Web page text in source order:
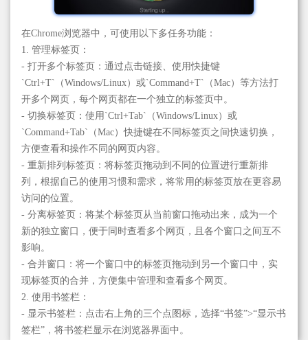
在Chrome浏览器中，可使用以下多任务功能：
1. 管理标签页：
- 打开多个标签页：通过点击链接、使用快捷键
`Ctrl+T`（Windows/Linux）或`Command+T`（Mac）等方法打
开多个网页，每个网页都在一个独立的标签页中。
- 切换标签页：使用`Ctrl+Tab`（Windows/Linux）或
`Command+Tab`（Mac）快捷键在不同标签页之间快速切换，
方便查看和操作不同的网页内容。
- 重新排列标签页：将标签页拖动到不同的位置进行重新排
列，根据自己的使用习惯和需求，将常用的标签页放在更容易
访问的位置。
- 分离标签页：将某个标签页从当前窗口拖动出来，成为一个
新的独立窗口，便于同时查看多个网页，且各个窗口之间互不
影响。
- 合并窗口：将一个窗口中的标签页拖动到另一个窗口中，实
现标签页的合并，方便集中管理和查看多个网页。
2. 使用书签栏：
- 显示书签栏：点击右上角的三个点图标，选择“书签”>“显示书
签栏”，将书签栏显示在浏览器界面中。